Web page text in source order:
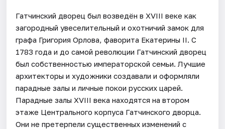
Гатчинский дворец был возведён в XVIII веке как
загородный увеселительный и охотничий замок для
графа Григория Орлова, фаворита Екатерины II. С
1783 года и до самой революции Гатчинский дворец
был собственностью императорской семьи. Лучшие
архитекторы и художники создавали и оформляли
парадные залы и личные покои русских царей.
Парадные залы XVIII века находятся на втором
этаже Центрального корпуса Гатчинского дворца.
Они не претерпели существенных изменений с